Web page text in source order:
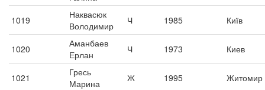
1019
Наквасюк
Володимир
Ч 1985 Київ
1020
Аманбаев
Ерлан
Ч 1973 Киев
1021
Гресь
Марина
Ж 1995 Житомир